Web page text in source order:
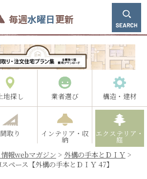
毎週水曜日更新
地探し 業者選び 構造・建材
間取り インテリア・収
納
エクステリア・
庭
報webマガジン > 外構の手本とＤＩＹ >
ペース【外構の手本とＤＩＹ 47】